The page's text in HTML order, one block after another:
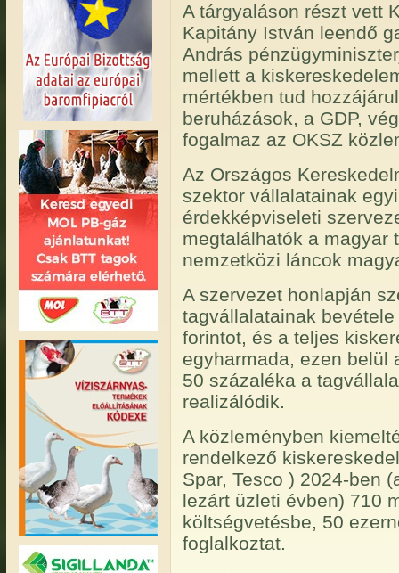
A tárgyaláson részt vett
Kapitány István leendő
András
mellett a
mértékben tud
beruházások, a GDP,
fogalmaz az OKSZ
Az Országos
szektor vállalatainak
érdekképviseleti
megtalálhatók a magyar
nemzetközi láncok
A szervezet honlapján
tagvállalatainak
forintot, és a teljes
egyharmada, ezen belül
50 százaléka a
realizálódik.
A közleményben
rendelkező
Spar, Tesco ) 2024-ben
lezárt üzleti évben) 710
költségvetésbe, 50
foglalkoztat.